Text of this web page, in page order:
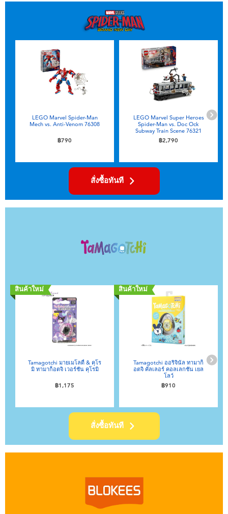
LEGO Marvel Spider-Man
Mech vs. Anti-Venom 76308
฿790
LEGO Marvel Super Heroes
Spider-Man vs. Doc Ock
Subway Train Scene 76321
฿2,790
สั่งซื้อทันที
สินค้าใหม่
Tamagotchi มายเมโลดี้ & คุโร
มิ ทามาก็อตจิ เวอร์ชัน คุโรมิ
฿1,175
สินค้าใหม่
Tamagotchi ออริจินัล ทามาก็
อตจิ คัลเลอร์ คอลเลกชัน เยล
โลว์
฿910
สั่งซื้อทันที